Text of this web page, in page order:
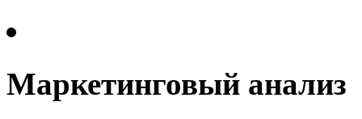
Маркетинговый анализ